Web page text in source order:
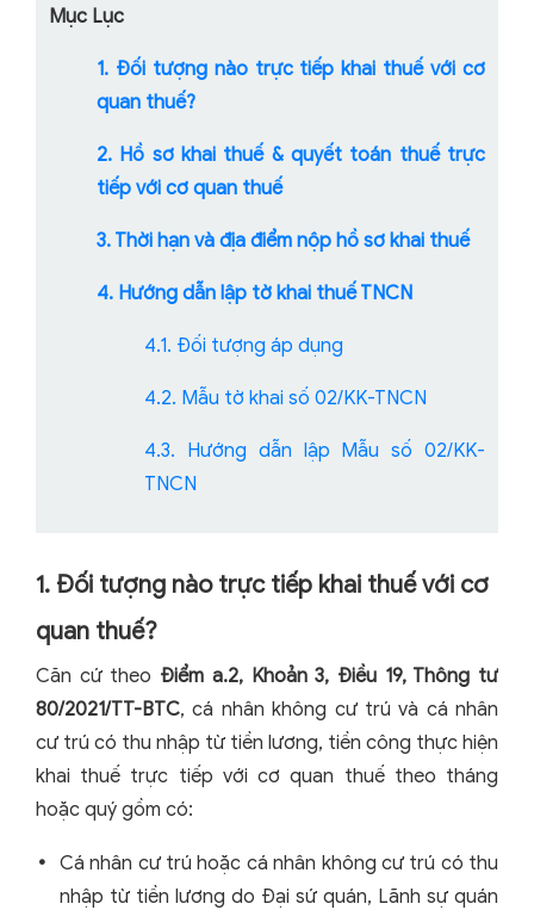
Mục Lục
1. Đối tượng nào trực tiếp khai thuế với cơ
quan thuế?
2. Hồ sơ khai thuế & quyết toán thuế trực
tiếp với cơ quan thuế
3. Thời hạn và địa điểm nộp hồ sơ khai thuế
4. Hướng dẫn lập tờ khai thuế TNCN
4.1. Đối tượng áp dụng
4.2. Mẫu tờ khai số 02/KK-TNCN
4.3. Hướng dẫn lập Mẫu số 02/KK-
TNCN
1. Đối tượng nào trực tiếp khai thuế với cơ
quan thuế?
Căn cứ theo Điểm a.2, Khoản 3, Điều 19, Thông tư
80/2021/TT-BTC, cá nhân không cư trú và cá nhân
cư trú có thu nhập từ tiền lương, tiền công thực hiện
khai thuế trực tiếp với cơ quan thuế theo tháng
hoặc quý gồm có:
Cá nhân cư trú hoặc cá nhân không cư trú có thu
nhập từ tiền lương do Đại sứ quán, Lãnh sự quán